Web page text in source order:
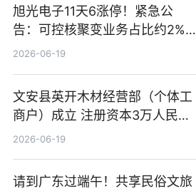
旭光电子11天6涨停！紧急公
告：可控核聚变业务占比约2%！
前沿热点
2026-06-19
文安县英开木材经营部（个体工
商户）成立 注册资本3万人民币
新要闻
2026-06-19
请到广东过端午！共享民俗文旅